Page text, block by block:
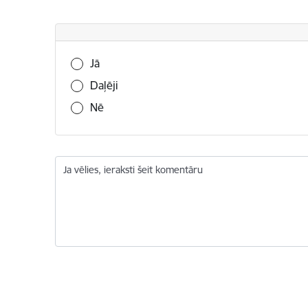
Vai šī informācija bija noderīga?
Jā
Daļēji
Nē
Ja vēlies, ieraksti šeit komentāru